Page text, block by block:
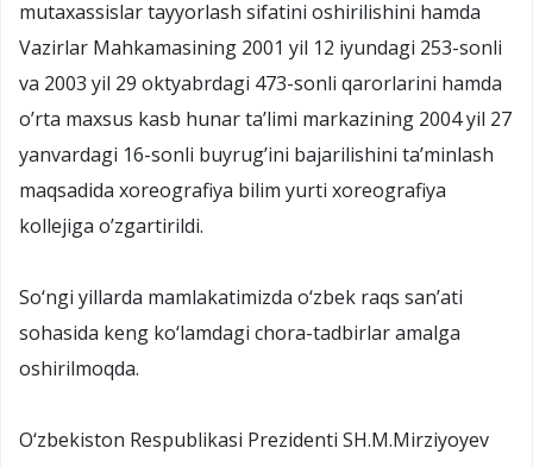
mutaxassislar tayyorlash sifatini oshirilishini hamda
Vazirlar Mahkamasining 2001 yil 12 iyundagi 253-sonli
va 2003 yil 29 oktyabrdagi 473-sonli qarorlarini hamda
o’rta maxsus kasb hunar ta’limi markazining 2004 yil 27
yanvardagi 16-sonli buyrug’ini bajarilishini ta’minlash
maqsadida xoreografiya bilim yurti xoreografiya
kollejiga o’zgartirildi.
Sо‘ngi yillarda mamlakatimizda о‘zbek raqs san’ati
sohasida keng kо‘lamdagi chora-tadbirlar amalga
oshirilmoqda.
О‘zbekiston Respublikasi Prezidenti SH.M.Mirziyoyev